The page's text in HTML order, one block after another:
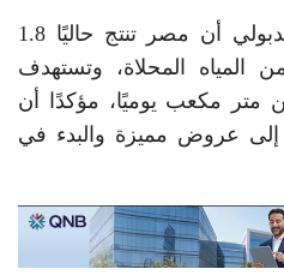
أضاف الدكتور مصطفى مدبولي أن مصر تنتج حاليًا 1.8
المياه المحلاة، وتستهدف
إنتاج 10 ملايين متر مكعب يوميًا، مؤكدًا أن
إلى عروض مميزة والبدء في